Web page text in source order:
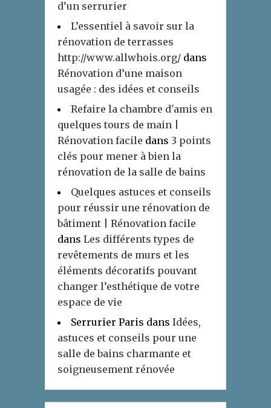
d’un serrurier
L’essentiel à savoir sur la
rénovation de terrasses
http://www.allwhois.org/ dans
Rénovation d’une maison
usagée : des idées et conseils
Refaire la chambre d'amis en
quelques tours de main |
Rénovation facile dans 3 points
clés pour mener à bien la
rénovation de la salle de bains
Quelques astuces et conseils
pour réussir une rénovation de
bâtiment | Rénovation facile
dans Les différents types de
revêtements de murs et les
éléments décoratifs pouvant
changer l’esthétique de votre
espace de vie
Serrurier Paris dans Idées,
astuces et conseils pour une
salle de bains charmante et
soigneusement rénovée